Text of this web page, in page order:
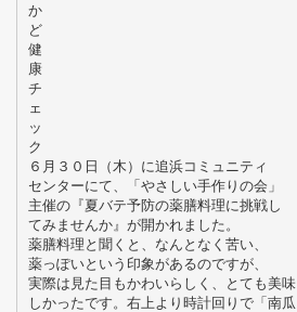
か
ど
健
康
チ
ェ
ッ
ク
６月３０日（木）に追浜コミュニティ
センターにて、「やさしい手作りの会」
主催の『夏バテ予防の薬膳料理に挑戦し
てみませんか』が開かれました。
薬膳料理と聞くと、なんとなく苦い、
薬っぽいという印象があるのですが、
実際は見た目もかわいらしく、とても美味
しかったです。右上より時計回りで「南瓜